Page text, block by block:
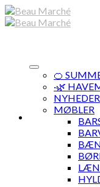
Skip
to
🍊
·🌿
NYHEDER
MØBLER